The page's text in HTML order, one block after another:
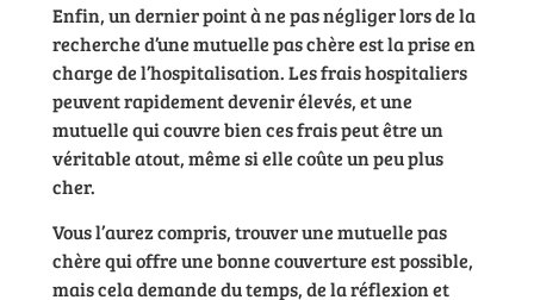
Enfin, un dernier point à ne pas négliger lors de la
recherche d’une mutuelle pas chère est la prise en
charge de l’hospitalisation. Les frais hospitaliers
peuvent rapidement devenir élevés, et une
mutuelle qui couvre bien ces frais peut être un
véritable atout, même si elle coûte un peu plus
cher.
Vous l’aurez compris, trouver une mutuelle pas
chère qui offre une bonne couverture est possible,
mais cela demande du temps, de la réflexion et